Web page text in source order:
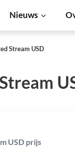
Nieuws
Stream USD
USD prijs